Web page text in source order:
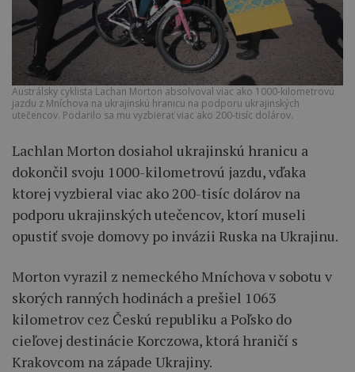
Austrálsky cyklista Lachan Morton absolvoval viac ako 1000-kilometrovú
jazdu z Mníchova na ukrajinskú hranicu na podporu ukrajinských
utečencov. Podarilo sa mu vyzbierať viac ako 200-tisíc dolárov.
Lachlan Morton dosiahol ukrajinskú hranicu a
dokončil svoju 1000-kilometrovú jazdu, vďaka
ktorej vyzbieral viac ako 200-tisíc dolárov na
podporu ukrajinských utečencov, ktorí museli
opustiť svoje domovy po invázii Ruska na Ukrajinu.
Morton vyrazil z nemeckého Mníchova v sobotu v
skorých ranných hodinách a prešiel 1063
kilometrov cez Českú republiku a Poľsko do
cieľovej destinácie Korczowa, ktorá hraničí s
Krakovcom na západe Ukrajiny.